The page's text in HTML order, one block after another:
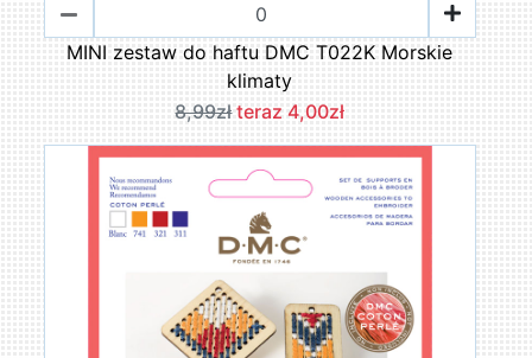
MINI zestaw do haftu DMC T022K Morskie
klimaty
8,99zł teraz 4,00zł